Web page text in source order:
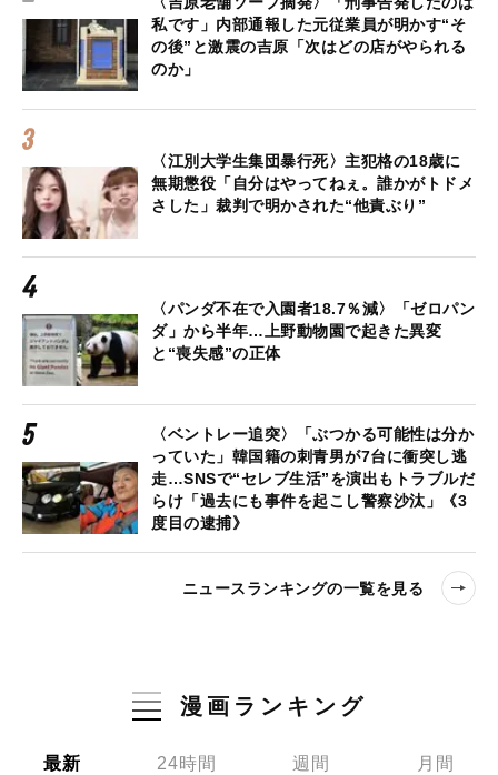
私です」内部通報した元従業員が明かす“そ
の後”と激震の吉原「次はどの店がやられる
のか」
〈江別大学生集団暴行死〉主犯格の18歳に
無期懲役「自分はやってねぇ。誰かがトドメ
さした」裁判で明かされた“他責ぶり”
〈パンダ不在で入園者18.7％減〉「ゼロパン
ダ」から半年…上野動物園で起きた異変
と“喪失感”の正体
〈ベントレー追突〉「ぶつかる可能性は分か
っていた」韓国籍の刺青男が7台に衝突し逃
走…SNSで“セレブ生活”を演出もトラブルだ
らけ「過去にも事件を起こし警察沙汰」《3
度目の逮捕》
ニュースランキングの一覧を見る
漫画ランキング
最新 24時間 週間 月間